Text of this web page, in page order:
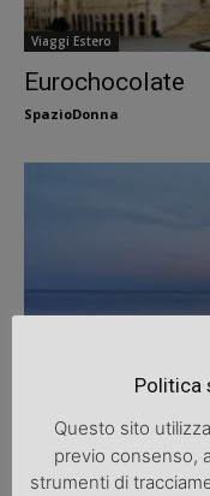
Viaggi Estero
Eurochocolate
SpazioDonna
Una vacanza
SpazioDonna
Politica
Questo sito
previo consenso,
strumenti di